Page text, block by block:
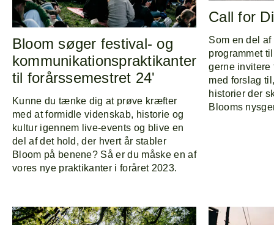
Bloom søger festival- og
kommunikationspraktikanter
til forårssemestret 24'
Kunne du tænke dig at prøve kræfter
med at formidle videnskab, historie og
kultur igennem live-events og blive en
del af det hold, der hvert år stabler
Bloom på benene? Så er du måske en af
vores nye praktikanter i foråret 2023.
Call for
Som en del
programmet
gerne invitere
med forslag
historier der
Blooms